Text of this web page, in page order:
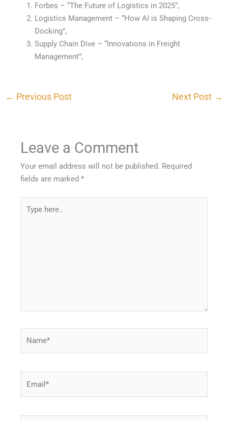
Forbes – “The Future of Logistics in 2025”,
Logistics Management – “How AI is Shaping Cross-
Docking”,
Supply Chain Dive – “Innovations in Freight
Management”,
← Previous Post Next Post →
Leave a Comment
Your email address will not be published. Required
fields are marked*
here..